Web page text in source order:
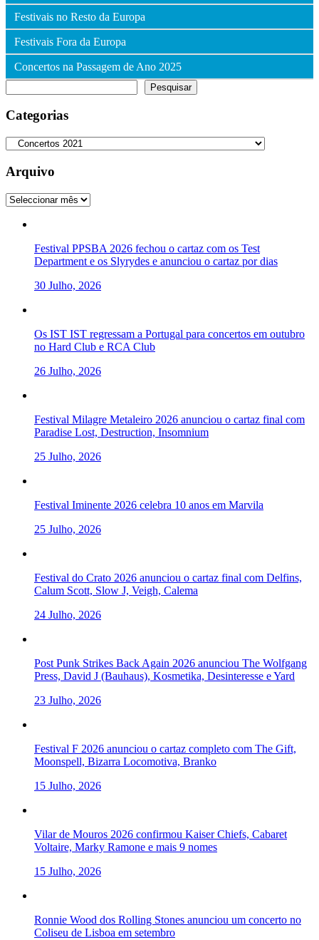
Festivais no Resto da Europa
Festivais Fora da Europa
Concertos na Passagem de Ano 2025
Pesquisar
Categorias
Categorias
Arquivo
Arquivo
Festival PPSBA 2026 fechou o cartaz com os Test
Department e os Slyrydes e anunciou o cartaz por dias
30 Julho, 2026
Os IST IST regressam a Portugal para concertos em outubro
no Hard Club e RCA Club
26 Julho, 2026
Festival Milagre Metaleiro 2026 anunciou o cartaz final com
Paradise Lost, Destruction, Insomnium
25 Julho, 2026
Festival Iminente 2026 celebra 10 anos em Marvila
25 Julho, 2026
Festival do Crato 2026 anunciou o cartaz final com Delfins,
Calum Scott, Slow J, Veigh, Calema
24 Julho, 2026
Post Punk Strikes Back Again 2026 anunciou The Wolfgang
Press, David J (Bauhaus), Kosmetika, Desinteresse e Yard
23 Julho, 2026
Festival F 2026 anunciou o cartaz completo com The Gift,
Moonspell, Bizarra Locomotiva, Branko
15 Julho, 2026
Vilar de Mouros 2026 confirmou Kaiser Chiefs, Cabaret
Voltaire, Marky Ramone e mais 9 nomes
15 Julho, 2026
Ronnie Wood dos Rolling Stones anunciou um concerto no
Coliseu de Lisboa em setembro